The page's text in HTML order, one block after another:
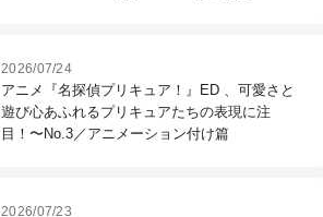
2026/07/24
アニメ『名探偵プリキュア！』ED 、可愛さと
遊び心あふれるプリキュアたちの表現に注
目！〜No.3／アニメーション付け篇
2026/07/23